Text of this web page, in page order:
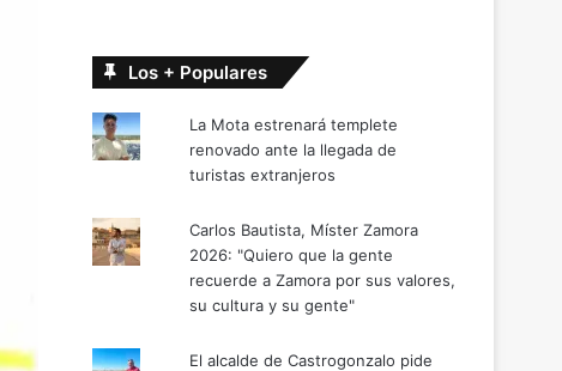
Los + Populares
La Mota estrenará templete
renovado ante la llegada de
turistas extranjeros
Carlos Bautista, Míster Zamora
2026: "Quiero que la gente
recuerde a Zamora por sus valores,
su cultura y su gente"
El alcalde de Castrogonzalo pide